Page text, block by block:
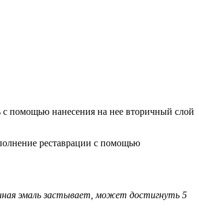
с помощью нанесения на нее вторичный слой
реставрации с помощью
эмаль застывает, может достигнуть 5